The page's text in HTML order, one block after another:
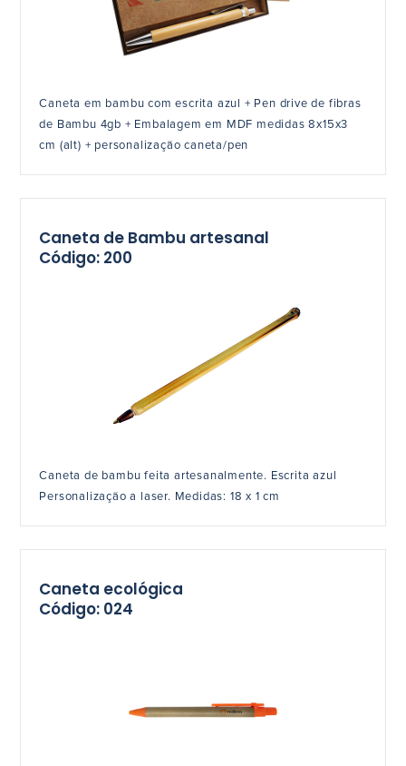
Caneta em bambu com escrita azul + Pen drive de fibras
de Bambu 4gb + Embalagem em MDF medidas 8x15x3
cm (alt) + personalização caneta/pen
Caneta de Bambu artesanal
Código: 200
Caneta de bambu feita artesanalmente. Escrita azul
Personalização a laser. Medidas: 18 x 1 cm
Caneta ecológica
Código: 024